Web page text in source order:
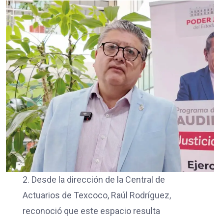
2. Desde la dirección de la Central de
Actuarios de Texcoco, Raúl Rodríguez,
reconoció que este espacio resulta